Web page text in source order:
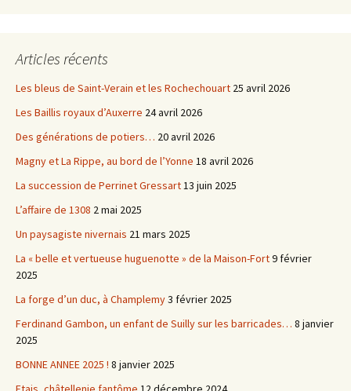
Articles récents
Les bleus de Saint-Verain et les Rochechouart 25 avril 2026
Les Baillis royaux d’Auxerre 24 avril 2026
Des générations de potiers… 20 avril 2026
Magny et La Rippe, au bord de l’Yonne 18 avril 2026
La succession de Perrinet Gressart13 juin 2025
L’affaire de 1308 2 mai 2025
Un paysagiste nivernais 21 mars 2025
La « belle et vertueuse huguenotte » de la Maison-Fort9 février
2025
La forge d’un duc, à Champlemy3 février 2025
Ferdinand Gambon, un enfant de Suilly sur les barricades… 8 janvier
2025
BONNE ANNEE 2025 ! 8 janvier 2025